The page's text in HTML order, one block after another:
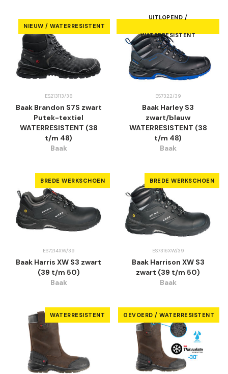
NIEUW / WATERRESISTENT
ES213113/38
Baak Brandon S7S zwart
Putek-textiel
WATERRESISTENT (38
t/m 48)
Baak
UITLOPEND /
WATERRESISTENT
ES7322/39
Baak Harley S3
zwart/blauw
WATERRESISTENT (38
t/m 48)
Baak
BREDE WERKSCHOEN
ES7214XW/39
Baak Harris XW S3 zwart
(39 t/m 50)
Baak
BREDE WERKSCHOEN
ES7316XW/39
Baak Harrison XW S3
zwart (39 t/m 50)
Baak
WATERRESISTENT GEVOERD / WATERRESISTENT